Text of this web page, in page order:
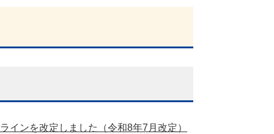
インを改定しました（令和8年7月改定）